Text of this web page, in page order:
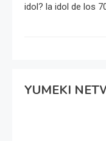
idol? la idol de los
YUMEKI